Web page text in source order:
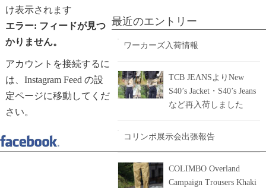
最近のエントリー
ワーカーズ入荷情報
TCB JEANSよりNew
S40’s Jacket・S40’s Jeans
など再入荷しました
コリンボ展示会出張報告
COLIMBO Overland
Campaign Trousers Khaki
け表示されます
エラー: フィードが見つ
かりません。
アカウントを接続するに
は、Instagram Feed の設
定ページに移動してくだ
さい。